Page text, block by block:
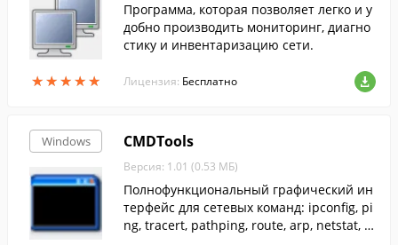
★★★★★
★★★★★
Программа, которая позволяет легко и у
добно производить мониторинг, диагно
стику и инвентаризацию сети.
Лицензия: Бесплатно
Windows CMDTools
Версия: 1.01 (0.53 МБ)
Полнофункциональный графический ин
терфейс для сетевых команд: ipconfig, pi
ng, tracert, pathping, route, arp, netstat, n